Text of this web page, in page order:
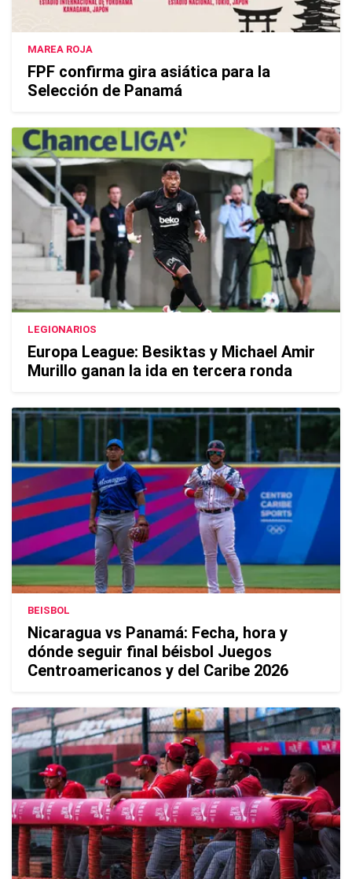
MAREA ROJA
FPF confirma gira asiática para la
Selección de Panamá
LEGIONARIOS
Europa League: Besiktas y Michael Amir
Murillo ganan la ida en tercera ronda
BEISBOL
Nicaragua vs Panamá: Fecha, hora y
dónde seguir final béisbol Juegos
Centroamericanos y del Caribe 2026